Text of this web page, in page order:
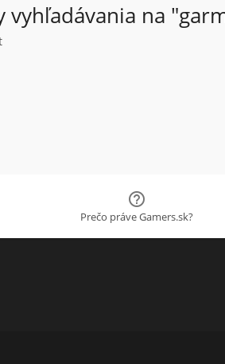
vyhľadávania na

Prečo práve Gamers.sk?